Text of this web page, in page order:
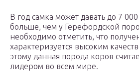
В год самка может давать до 7
больше, чем у Герефордской
необходимо отметить, что
характеризуется высоким
этому данная порода коров
лидером во всем мире.